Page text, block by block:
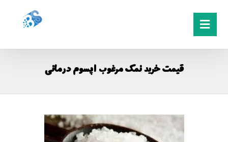
قیمت خرید نمک مرغوب اپسوم درمانی